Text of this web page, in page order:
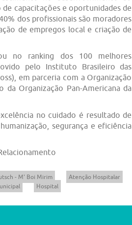
capacitações e oportunidades de
dos profissionais são moradores
de empregos local e criação de
no ranking dos 100 melhores
pelo Instituto Brasileiro das
em parceria com a Organização
da Organização Pan-Americana da
no cuidado é resultado de
segurança e eficiência
- M' Boi Mirim
Atenção Hospitalar
Hospital